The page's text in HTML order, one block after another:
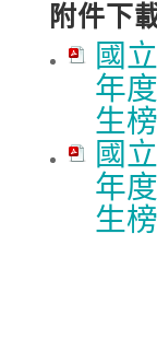
附件下
國
年
生
國
年
生